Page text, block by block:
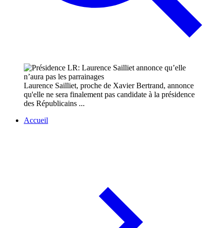
Laurence Sailliet, proche de Xavier Bertrand, annonce
qu'elle ne sera finalement pas candidate à la présidence
des Républicains ...
Accueil